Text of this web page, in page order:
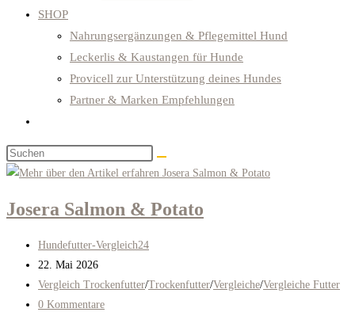
SHOP
Nahrungsergänzungen & Pflegemittel Hund
Leckerlis & Kaustangen für Hunde
Provicell zur Unterstützung deines Hundes
Partner & Marken Empfehlungen
umschalten
Diese
Website
Josera Salmon & Potato
Beitrags-
Autor:
Hundefutter-Vergleich24
Beitrag
veröffentlicht:
22. Mai 2026
Beitrags-
Kategorie:
Vergleich Trockenfutter/Trockenfutter/Vergleiche/Vergleiche Futter
Beitrags-
0 Kommentare